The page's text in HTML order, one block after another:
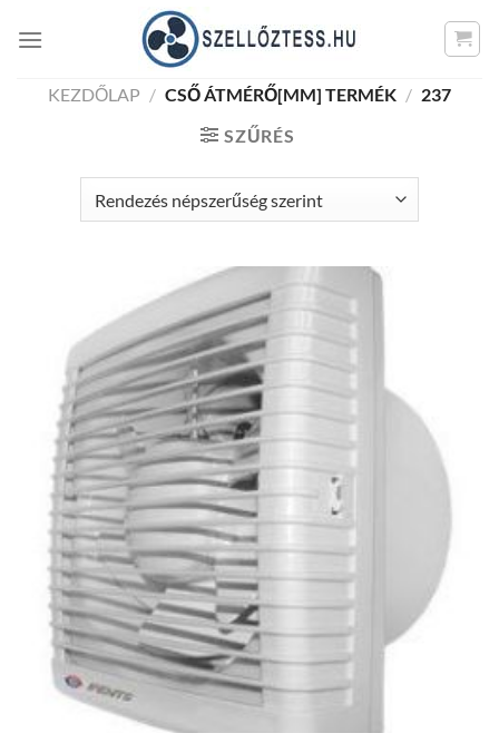
KEZDŐLAP / CSŐ ÁTMÉRŐ[MM] TERMÉK / 237
SZŰRÉS